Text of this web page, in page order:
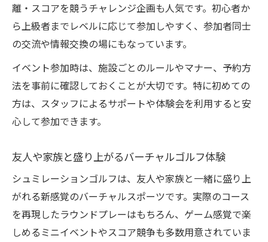
離・スコアを競うチャレンジ企画も人気です。初心者か
ら上級者までレベルに応じて参加しやすく、参加者同士
の交流や情報交換の場にもなっています。
イベント参加時は、施設ごとのルールやマナー、予約方
法を事前に確認しておくことが大切です。特に初めての
方は、スタッフによるサポートや体験会を利用すると安
心して参加できます。
友人や家族と盛り上がるバーチャルゴルフ体験
シュミレーションゴルフは、友人や家族と一緒に盛り上
がれる新感覚のバーチャルスポーツです。実際のコース
を再現したラウンドプレーはもちろん、ゲーム感覚で楽
しめるミニイベントやスコア競争も多数用意されていま